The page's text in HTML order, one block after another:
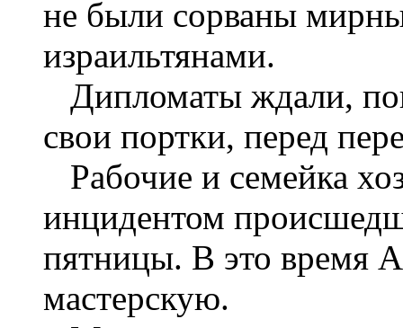
не были сорваны
израильтянами.
Дипломаты ждали,
свои портки, перед
Рабочие и семейка
инцидентом
пятницы. В это время
мастерскую.